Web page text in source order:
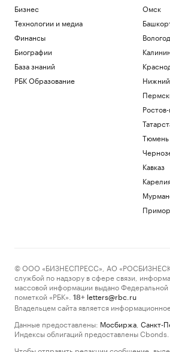
Бизнес
Технологии и медиа
Финансы
Биографии
База знаний
РБК Образование
Омск
Тюмень
Кавказ
© ООО «БИЗНЕСПРЕСС», АО
службой по надзору в сфере связи,
массовой информации выдано
пометкой «РБК».
18+ letters@rbc.ru
Владельцем сайта является
Данные предоставлены: Мосбиржа Санкт-
Индексы облигаций предоставлены Cbonds.